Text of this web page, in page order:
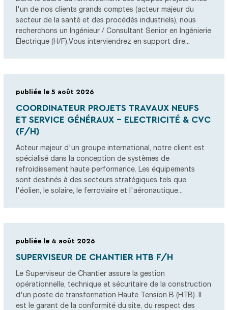
l'un de nos clients grands comptes (acteur majeur du
secteur de la santé et des procédés industriels), nous
recherchons un Ingénieur / Consultant Senior en Ingénierie
Électrique (H/F).Vous interviendrez en support dire...
publiée le 5 août 2026
COORDINATEUR PROJETS TRAVAUX NEUFS
ET SERVICE GÉNÉRAUX - ELECTRICITÉ & CVC
(F/H)
Acteur majeur d'un groupe international, notre client est
spécialisé dans la conception de systèmes de
refroidissement haute performance. Les équipements
sont destinés à des secteurs stratégiques tels que
l'éolien, le solaire, le ferroviaire et l'aéronautique...
publiée le 4 août 2026
SUPERVISEUR DE CHANTIER HTB F/H
Le Superviseur de Chantier assure la gestion
opérationnelle, technique et sécuritaire de la construction
d'un poste de transformation Haute Tension B (HTB). Il
est le garant de la conformité du site, du respect des